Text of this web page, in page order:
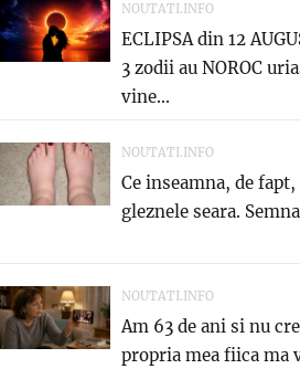
NOUTATI.INFO
ECLIPSA din 12
3 zodii au NOROC
vine...
NOUTATI.INFO
Ce inseamna, de
gleznele seara.
NOUTATI.INFO
Am 63 de ani si nu
propria mea fiica ma